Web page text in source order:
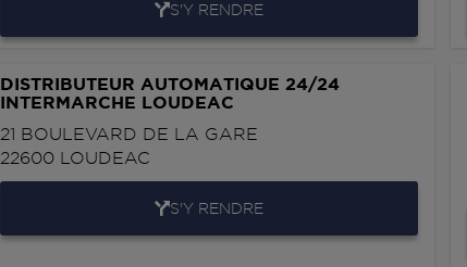
S'Y RENDRE
DISTRIBUTEUR AUTOMATIQUE 24/24
INTERMARCHE LOUDEAC
21 BOULEVARD DE LA GARE
22600 LOUDEAC
S'Y RENDRE